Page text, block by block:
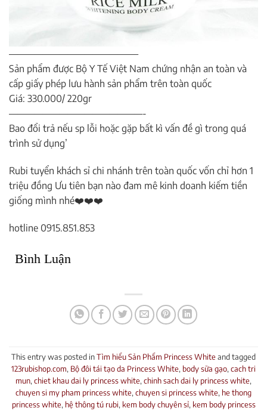
———————————————–
Sản phẩm được Bộ Y Tế Việt Nam chứng nhận an toàn và
cấp giấy phép lưu hành sản phẩm trên toàn quốc
Giá: 330.000/ 220gr
————————————————-
Bao đổi trả nếu sp lỗi hoặc gặp bất kì vấn đề gì trong quá
trình sử dụng’
Rubi tuyển khách sỉ chi nhánh trên toàn quốc vốn chỉ hơn 1
triệu đồng Ưu tiên bạn nào đam mê kinh doanh kiếm tiền
giống mình nhé❤️❤️❤️
hotline 0915.851.853
Bình Luận
This entry was posted inTìm hiểu Sản Phẩm Princess White and tagged
123rubishop.com, Bộ đôi tái tạo da Princess White, body sữa gạo, cach tri
mun, chiet khau dai ly princess white, chinh sach dai ly princess white,
chuyen si my pham princess white, chuyen si princess white, he thong
princess white, hệ thông tú rubi, kem body chuyên sỉ, kem body princess